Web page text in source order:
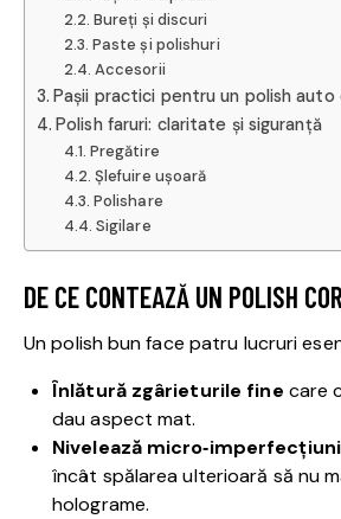
Bureți și discuri
Paste și polishuri
Accesorii
Pașii practici pentru un polish
Polish faruri: claritate și siguranță
Pregătire
Șlefuire ușoară
Polishare
Sigilare
DE CE CONTEAZĂ UN POLISH
Un polish bun face patru lucruri
Înlătură zgârieturile fine care
dau aspect mat.
Nivelează
încât spălarea ulterioară să nu
holograme.